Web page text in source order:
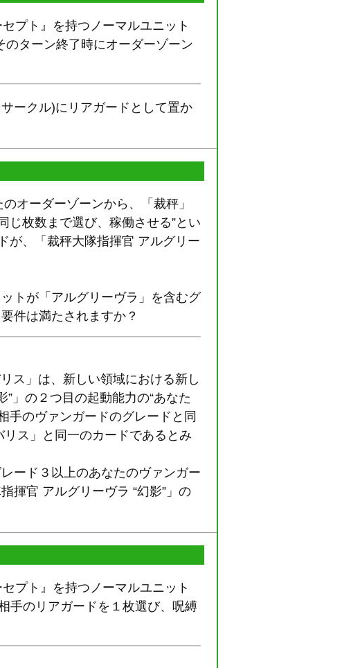
プト』を持つノーマルユニット
のターン終了時にオーダーゾーン
ークル)にリアガードとして置か
オーダーゾーンから、「裁秤」
じ枚数まで選び、稼働させる”とい
が、「裁秤大隊指揮官 アルグリー
トが「アルグリーヴラ」を含むグ
件は満たされますか？
ス」は、新しい領域における新し
」の２つ目の起動能力の“あなた
手のヴァンガードのグレードと同
ス」と同一のカードであるとみ
ード３以上のあなたのヴァンガー
揮官 アルグリーヴラ “幻影”」の
プト』を持つノーマルユニット
手のリアガードを１枚選び、呪縛